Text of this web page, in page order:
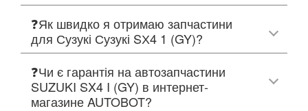
❓Як швидко я отримаю запчастини
для Сузукі Сузукі SХ4 1 (GY)?
❓Чи є гарантія на автозапчастини
SUZUKI SX4 I (GY) в интернет-
магазине AUTOBOT?